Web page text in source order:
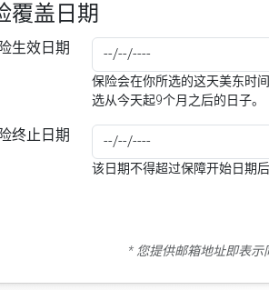
覆盖日期
生效日期
保险会在你所选的这天美东时
选从今天起9个月之后的日子。
终止日期
该日期不得超过保障开始日期
* 您提供邮箱地址即表示